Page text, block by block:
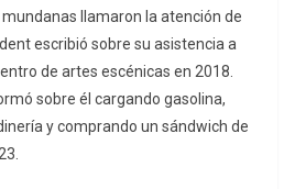
llamaron la atención de
escribió sobre su asistencia a
de artes escénicas en 2018.
sobre él cargando gasolina,
y comprando un sándwich de